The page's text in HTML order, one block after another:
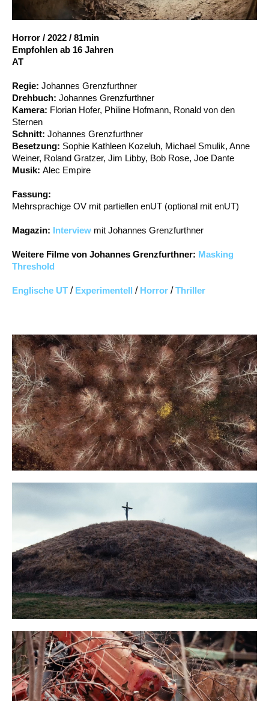
Account
Horror / 2022 / 81min
Empfohlen ab 16 Jahren
AT
Regie: Johannes Grenzfurthner
Drehbuch: Johannes Grenzfurthner
Kamera: Florian Hofer, Philine Hofmann, Ronald von den
Sternen
Schnitt: Johannes Grenzfurthner
Besetzung: Sophie Kathleen Kozeluh, Michael Smulik, Anne
Weiner, Roland Gratzer, Jim Libby, Bob Rose, Joe Dante
Musik: Alec Empire
Fassung:
Mehrsprachige OV mit partiellen enUT (optional mit enUT)
Magazin: Interview mit Johannes Grenzfurthner
Weitere Filme von Johannes Grenzfurthner: Masking
Threshold
Englische UT / Experimentell / Horror /Thriller